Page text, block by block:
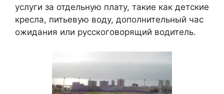
услуги за отдельную плату, такие как детские
кресла, питьевую воду, дополнительный час
ожидания или русскоговорящий водитель.